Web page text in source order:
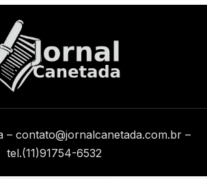
– contato@jornalcanetada.com.br –
tel.(11)91754-6532